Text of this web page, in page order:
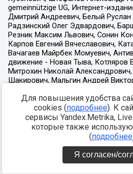
Для повышения удобства
cookies (подробнее). К
сервисы Yandex.Metrika,
которые также
(подробнее
Я согласен/